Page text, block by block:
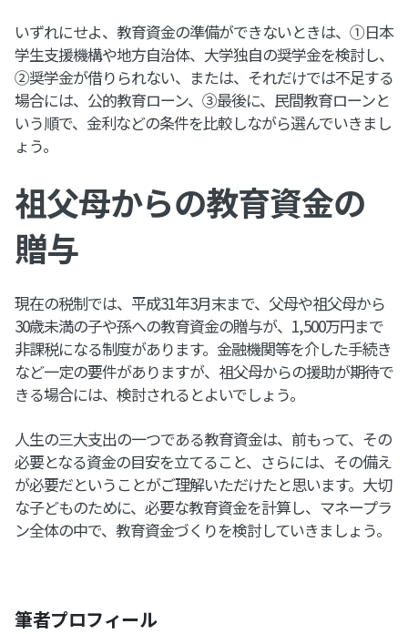
いずれにせよ、教育資金の準備ができないときは、①日本
学生支援機構や地方自治体、大学独自の奨学金を検討し、
②奨学金が借りられない、または、それだけでは不足する
場合には、公的教育ローン、③最後に、民間教育ローンと
いう順で、金利などの条件を比較しながら選んでいきまし
ょう。
祖父母からの教育資金の
贈与
現在の税制では、平成31年3月末まで、父母や祖父母から
30歳未満の子や孫への教育資金の贈与が、1,500万円まで
非課税になる制度があります。金融機関等を介した手続き
など一定の要件がありますが、祖父母からの援助が期待で
きる場合には、検討されるとよいでしょう。
人生の三大支出の一つである教育資金は、前もって、その
必要となる資金の目安を立てること、さらには、その備え
が必要だということがご理解いただけたと思います。大切
な子どものために、必要な教育資金を計算し、マネープラ
ン全体の中で、教育資金づくりを検討していきましょう。
筆者プロフィール